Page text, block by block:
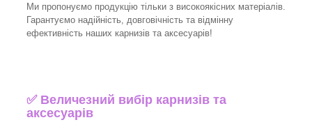
Ми пропонуємо продукцію тільки з високоякісних матеріалів.
Гарантуємо надійність, довговічність та відмінну
ефективність наших карнизів та аксесуарів!​
✅ Величезний вибір карнизів та
аксесуарів